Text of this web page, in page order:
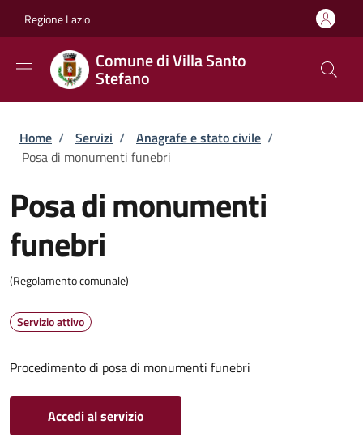
Regione Lazio
Comune di Villa Santo
Stefano
Briciole di pane
Home / Servizi / Anagrafe e stato civile /
Posa di monumenti funebri
Posa di monumenti
funebri
(Regolamento comunale)
Servizio attivo
Procedimento di posa di monumenti funebri
Accedi al servizio